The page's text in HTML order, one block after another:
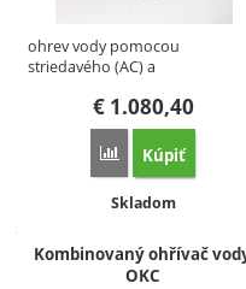
ohrev vody pomocou
striedavého (AC) a
€1.080,40
Porovnať
Kúpiť
Dostupnosť:
Skladom
Kombinovaný ohřívač
OKC